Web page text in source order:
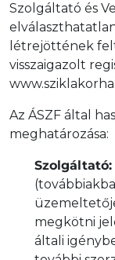
Szolgáltató és
létrejöttének
visszaigazolt
Az ÁSZF által
meghatározása:
Szolgáltató:
megkötni
általi